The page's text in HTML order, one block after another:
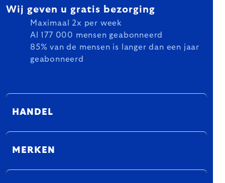
Wij geven u gratis bezorging
Maximaal 2x per week
Al 177 000 mensen geabonneerd
85% van de mensen is langer dan een jaar
geabonneerd
HANDEL
MERKEN